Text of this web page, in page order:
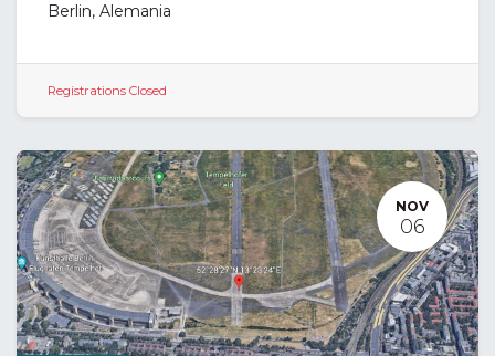
Berlin, Alemania
Registrations Closed
NOV
06